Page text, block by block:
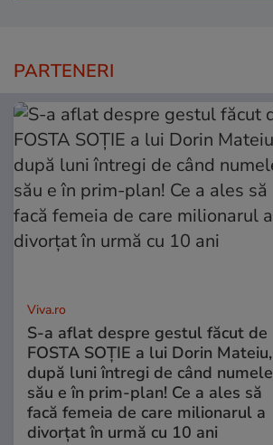
PARTENERI
Viva.ro
S-a aflat despre gestul făcut de
FOSTA SOȚIE a lui Dorin Mateiu,
după luni întregi de când numele
său e în prim-plan! Ce a ales să
facă femeia de care milionarul a
divorțat în urmă cu 10 ani